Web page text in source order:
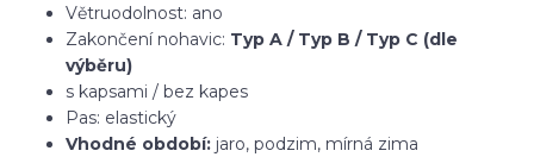
Větruodolnost: ano
Zakončení nohavic: Typ A / Typ B / Typ C (dle
výběru)
s kapsami / bez kapes
Pas: elastický
Vhodné období: jaro, podzim, mírná zima